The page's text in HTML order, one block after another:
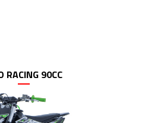
RACING 90CC